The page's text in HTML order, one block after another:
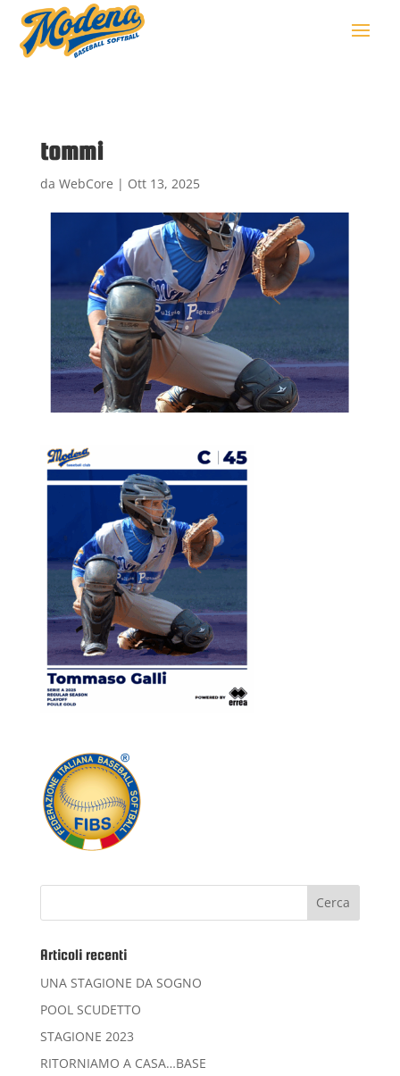
tommi
da WebCore | Ott 13, 2025
Articoli recenti
UNA STAGIONE DA SOGNO
POOL SCUDETTO
STAGIONE 2023
RITORNIAMO A CASA…BASE